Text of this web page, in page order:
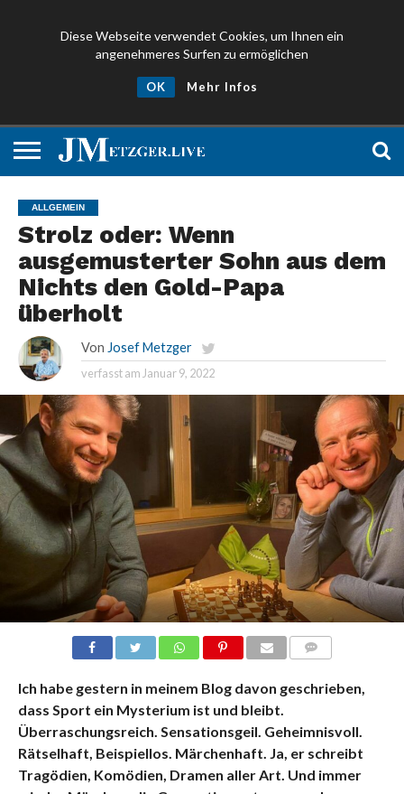
Diese Webseite verwendet Cookies, um Ihnen ein
angenehmeres Surfen zu ermöglichen
OK Mehr Infos
ALLGEMEIN
Strolz oder: Wenn
ausgemusterter Sohn aus dem
Nichts den Gold-Papa
überholt
Von Josef Metzger
verfasst am Januar 9, 2022
Ich habe gestern in meinem Blog davon geschrieben,
dass Sport ein Mysterium ist und bleibt.
Überraschungsreich. Sensationsgeil. Geheimnisvoll.
Rätselhaft, Beispiellos. Märchenhaft. Ja, er schreibt
Tragödien, Komödien, Dramen aller Art. Und immer